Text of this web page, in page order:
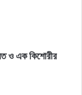
ও এক কিশোরীর